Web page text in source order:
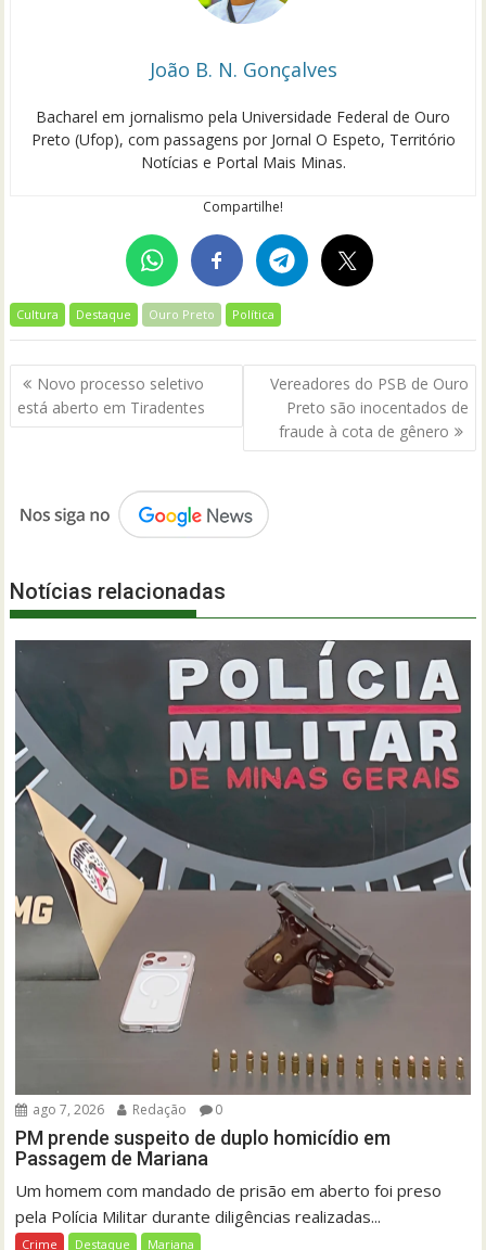
João B. N. Gonçalves
Bacharel em jornalismo pela Universidade Federal de Ouro
Preto (Ufop), com passagens por Jornal O Espeto, Território
Notícias e Portal Mais Minas.
Compartilhe!
Cultura Destaque Ouro Preto Política
Navegação
de
Post
Novo processo seletivo
está aberto em Tiradentes
Vereadores do PSB de Ouro
Preto são inocentados de
fraude à cota de gênero
Notícias relacionadas
ago 7, 2026 Redação 0
PM prende suspeito de duplo homicídio em
Passagem de Mariana
Um homem com mandado de prisão em aberto foi preso
pela Polícia Militar durante diligências realizadas...
Crime Destaque Mariana